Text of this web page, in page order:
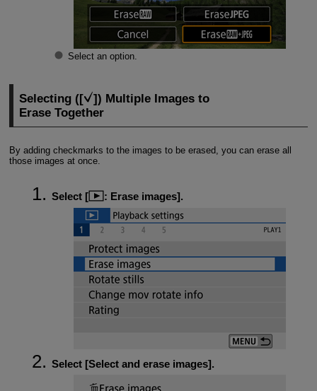
Select an option.
Selecting ([
]) Multiple Images to
Erase Together
By adding checkmarks to the images to be erased, you can erase all
those images at once.
Select [ : Erase images].
Select [Select and erase images].